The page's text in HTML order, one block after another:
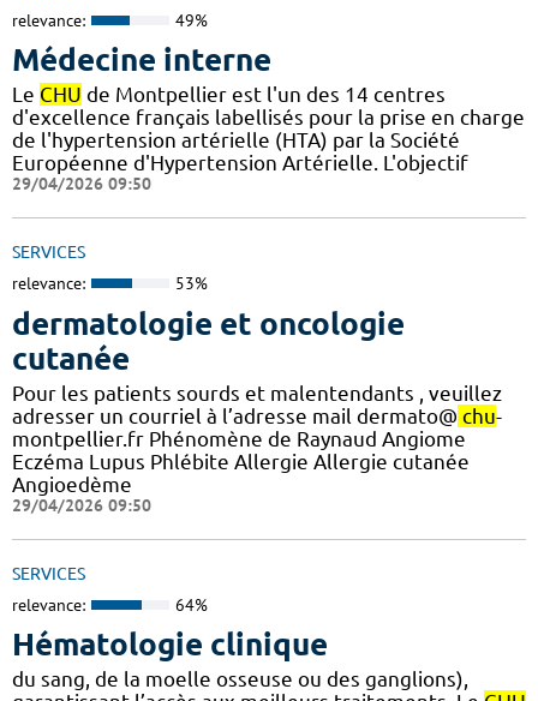
relevance: 49%
Médecine interne
Le CHU de Montpellier est l'un des 14 centres
d'excellence français labellisés pour la prise en charge
de l'hypertension artérielle (HTA) par la Société
Européenne d'Hypertension Artérielle. L'objectif
29/04/2026 09:50
SERVICES
relevance: 53%
dermatologie et oncologie
cutanée
Pour les patients sourds et malentendants , veuillez
adresser un courriel à l’adresse mail dermato@ chu-
montpellier.fr Phénomène de Raynaud Angiome
Eczéma Lupus Phlébite Allergie Allergie cutanée
Angioedème
29/04/2026 09:50
SERVICES
relevance: 64%
Hématologie clinique
du sang, de la moelle osseuse ou des ganglions),